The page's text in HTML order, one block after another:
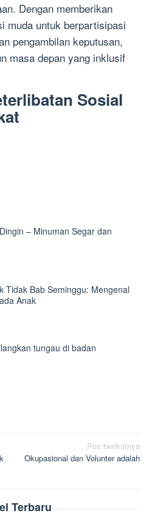
Dengan memberikan
muda untuk berpartisipasi
pengambilan keputusan,
masa depan yang inklusif
Sosial
– Minuman Segar dan
Tidak Bab Seminggu: Mengenal
Anak
tungau di badan
Pos berikutnya
Okupasional dan Volunter adalah
Terbaru